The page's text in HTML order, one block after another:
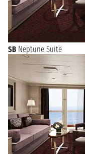
SB Neptune Suite